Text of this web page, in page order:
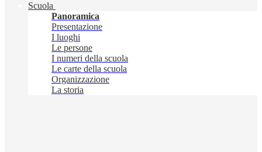
Scuola
Panoramica
Presentazione
I luoghi
Le persone
I numeri della scuola
Le carte della scuola
Organizzazione
La storia